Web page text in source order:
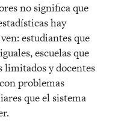
no significa que
hay
estudiantes que
escuelas que
limitados y docentes
problemas
que el sistema